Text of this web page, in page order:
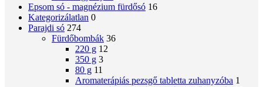
Epsom só - magnézium fürdősó 16
Kategorizálatlan 0
Parajdi só 274
Fürdőbombák 36
220 g 12
350 g 3
80 g 11
Aromaterápiás pezsgő tabletta zuhanyzóba 1